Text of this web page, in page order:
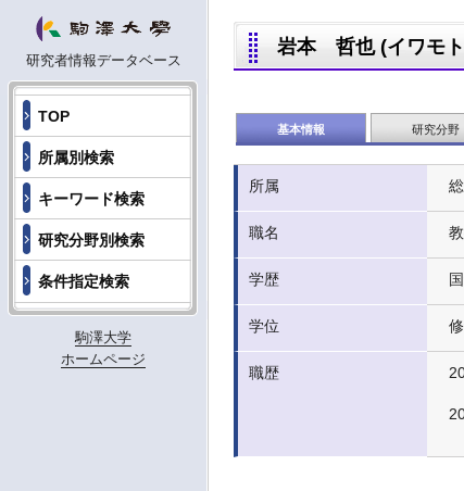
研究者情報データベース
TOP
所属別検索
キーワード検索
研究分野別検索
条件指定検索
駒澤大学
ホームページ
岩本 哲也 (イワモ
基本情報 研究分野
所属
職名
学歴
学位
職歴